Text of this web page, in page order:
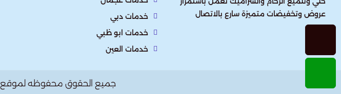
عروض وتخفيضات متميزة سارع بالاتصال
خدمات دبي
خدمات ابو ظبي
خدمات العين
جميع الحقوق محفوظه لموقع